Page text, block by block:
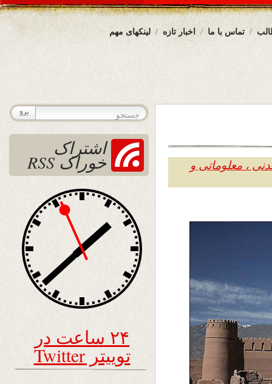
لینکهای مهم اخبار تازه تماس با ما
، معلوماتی و
اشتراک
خوراک RSS
۲۴ ساعت در
توییتر Twitter